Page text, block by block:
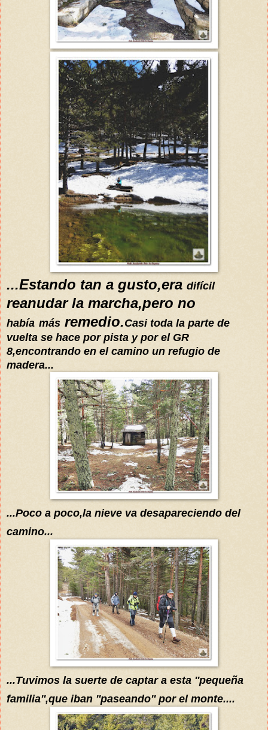
...Estando tan a gusto,era difícil
reanudar la marcha,pero no
había más remedio.Casi toda la parte de
vuelta se hace por pista y por el GR
8,encontrando en el camino un refugio de
madera...
...Poco a poco,la nieve va desapareciendo del
camino...
...Tuvimos la suerte de captar a esta ''pequeña
familia'',que iban ''paseando'' por el monte....